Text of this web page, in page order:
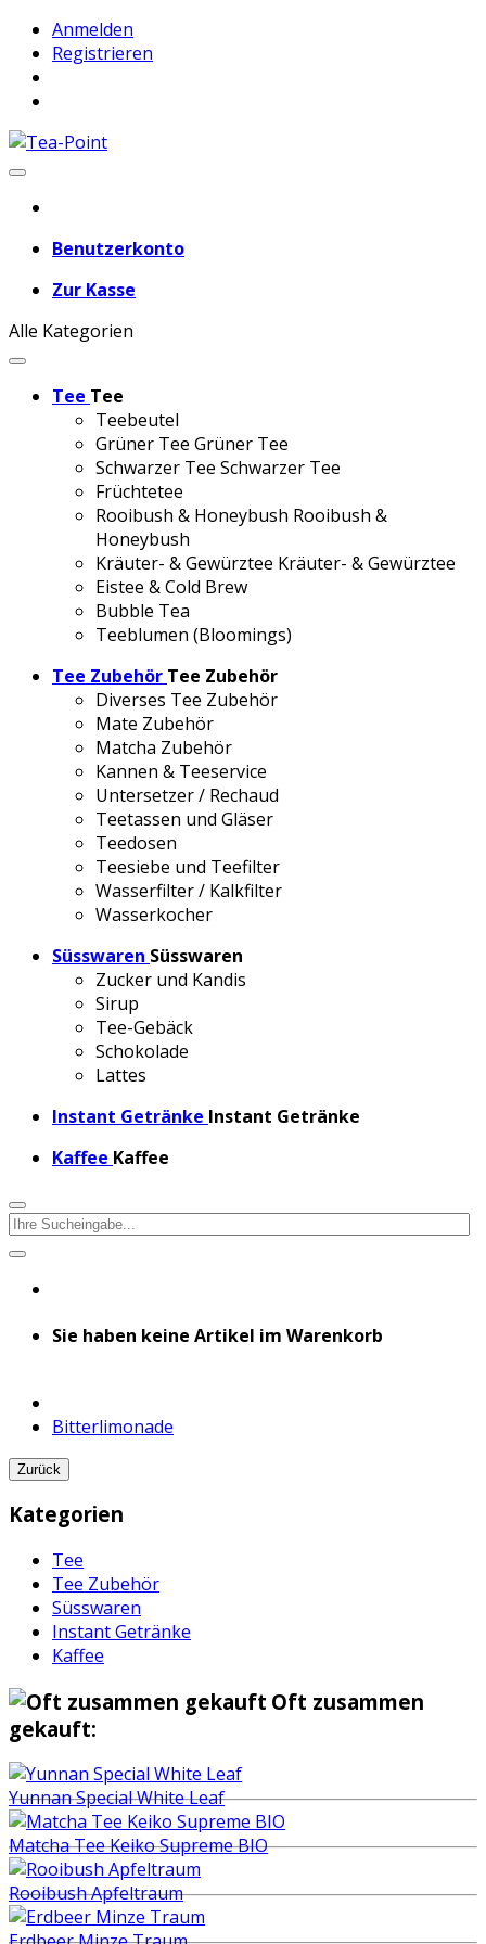
Anmelden
Registrieren
Benutzerkonto
Zur Kasse
Alle Kategorien
Tee Tee
Teebeutel
Grüner Tee Grüner Tee
Schwarzer Tee Schwarzer Tee
Früchtetee
Rooibush & Honeybush Rooibush &
Honeybush
Kräuter- & Gewürztee Kräuter- & Gewürztee
Eistee & Cold Brew
Bubble Tea
Teeblumen (Bloomings)
Tee Zubehör Tee Zubehör
Diverses Tee Zubehör
Mate Zubehör
Matcha Zubehör
Kannen & Teeservice
Untersetzer / Rechaud
Teetassen und Gläser
Teedosen
Teesiebe und Teefilter
Wasserfilter / Kalkfilter
Wasserkocher
Süsswaren Süsswaren
Zucker und Kandis
Sirup
Tee-Gebäck
Schokolade
Lattes
Instant Getränke Instant Getränke
Kaffee Kaffee
Sie haben keine Artikel im Warenkorb
Bitterlimonade
Zurück
Kategorien
Tee
Tee Zubehör
Süsswaren
Instant Getränke
Kaffee
Oft zusammen
gekauft:
Yunnan Special White Leaf
Matcha Tee Keiko Supreme BIO
Rooibush Apfeltraum